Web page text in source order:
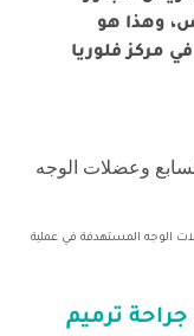
وهذا هو
مركز فلوريا
المستهدفة في عملية
جراحة ترميم